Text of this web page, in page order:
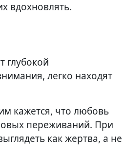
вдохновлять.
глубокой
легко находят
кажется, что любовь
переживаний. При
как жертва, а не